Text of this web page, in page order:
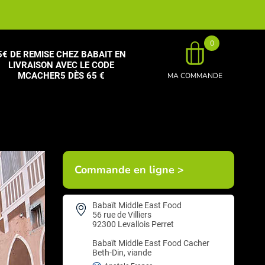
MA COMMANDE
0
DE REMISE CHEZ BABAIT EN
LIVRAISON AVEC LE CODE
MCACHER5 DÈS 65 €
Commande en ligne >
Babaït Middle East Food
56 rue de Villiers
92300 Levallois Perret
Babaït Middle East Food Cacher
Beth-Din, viande